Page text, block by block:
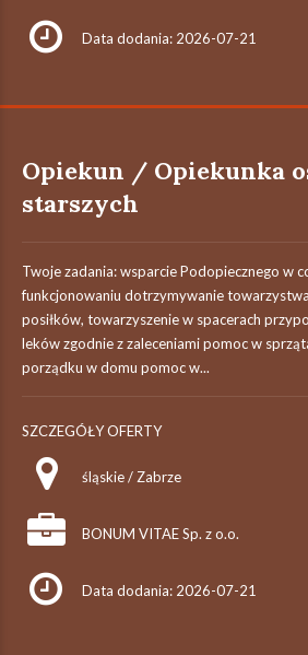
Data dodania: 2026-07-21
Opiekun / Opiekunka
starszych
Twoje zadania: wsparcie Podopiecznego w
funkcjonowaniu dotrzymywanie
posiłków, towarzyszenie w spacerach
leków zgodnie z zaleceniami pomoc w
porządku w domu pomoc w...
SZCZEGÓŁY OFERTY
śląskie / Zabrze
BONUM VITAE Sp. z o.o.
Data dodania: 2026-07-21